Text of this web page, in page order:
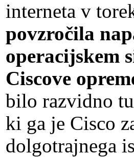
interneta v
povzročila
operacijskem
Ciscove
bilo razvidno
ki ga je Cisco
dolgotrajnega